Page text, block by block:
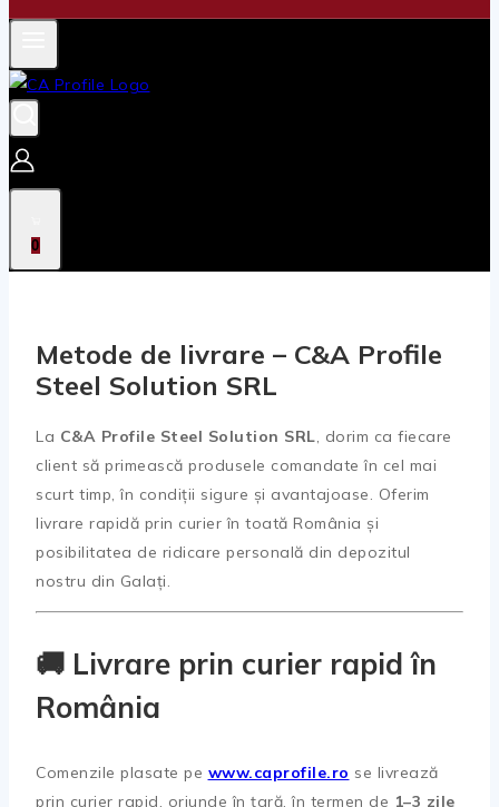
0
Metode de livrare – C&A Profile
Steel Solution SRL
La C&A Profile Steel Solution SRL, dorim ca fiecare
client să primească produsele comandate în cel mai
scurt timp, în condiții sigure și avantajoase. Oferim
livrare rapidă prin curier în toată România și
posibilitatea de ridicare personală din depozitul
nostru din Galați.
🚚 Livrare prin curier rapid în
România
Comenzile plasate pe www.caprofile.ro se livrează
prin curier rapid, oriunde în țară, în termen de 1–3 zile